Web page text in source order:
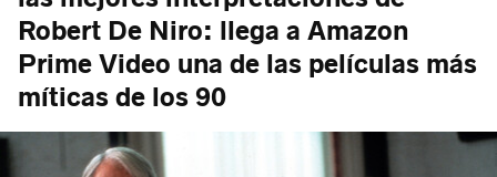
Robert De Niro: llega a Amazon
Prime Video una de las películas más
míticas de los 90